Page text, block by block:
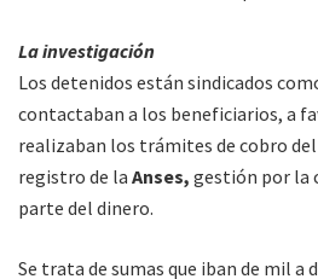
La investigación
Los detenidos están sindicados
contactaban a los beneficiarios, a
realizaban los trámites de cobro del
registro de la Anses, gestión por la
parte del dinero.
Se trata de sumas que iban de mil a